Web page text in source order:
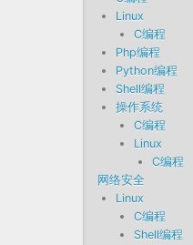
Linux
C编程
Php编程
Python编程
Shell编程
操作系统
C编程
Linux
C编程
网络安全
Linux
C编程
Shell编程